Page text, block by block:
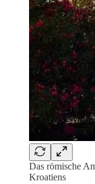
Das römische
Kroatiens